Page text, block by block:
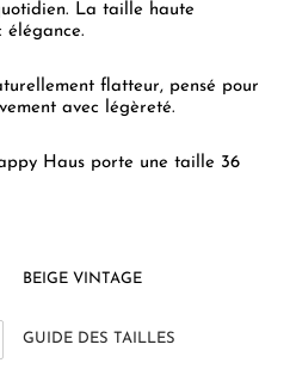
La taille haute
élégance.
flatteur, pensé pour
avec légèreté.
Haus porte une taille 36
BEIGE VINTAGE
GUIDE DES TAILLES